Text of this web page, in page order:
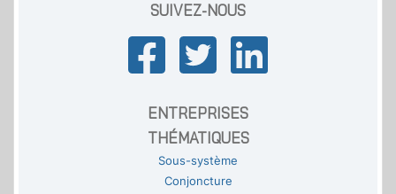
SUIVEZ-NOUS
ENTREPRISES
THÉMATIQUES
Sous-système
Conjoncture